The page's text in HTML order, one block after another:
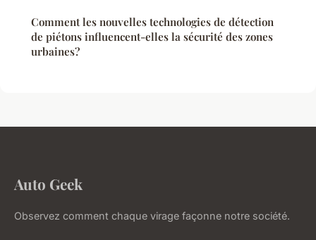
Comment les nouvelles technologies de détection
de piétons influencent-elles la sécurité des zones
urbaines?
Auto Geek
Observez comment chaque virage façonne notre société.